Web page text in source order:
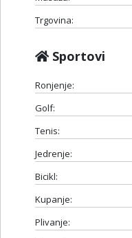
Trgovina:
Sportovi
Ronjenje:
Golf:
Tenis:
Jedrenje:
Bicikl:
Kupanje:
Plivanje: